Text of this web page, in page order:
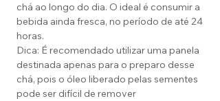
chá ao longo do dia. O ideal é consumir a
bebida ainda fresca, no período de até 24
horas.
Dica: É recomendado utilizar uma panela
destinada apenas para o preparo desse
chá, pois o óleo liberado pelas sementes
pode ser difícil de remover